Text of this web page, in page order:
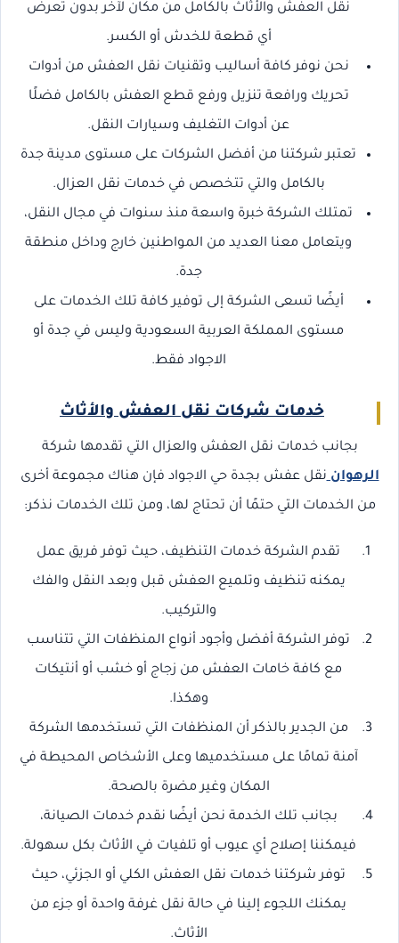
نقل العفش والأثاث بالكامل من مكان لآخر بدون تعرض
أي قطعة للخدش أو الكسر.
نحن نوفر كافة أساليب وتقنيات نقل العفش من أدوات
تحريك ورافعة تنزيل ورفع قطع العفش بالكامل فضلًا
عن أدوات التغليف وسيارات النقل.
تعتبر شركتنا من أفضل الشركات على مستوى مدينة جدة
بالكامل والتي تتخصص في خدمات نقل العزال.
تمتلك الشركة خبرة واسعة منذ سنوات في مجال النقل،
ويتعامل معنا العديد من المواطنين خارج وداخل منطقة
جدة.
أيضًا تسعى الشركة إلى توفير كافة تلك الخدمات على
مستوى المملكة العربية السعودية وليس في جدة أو
الاجواد فقط.
خدمات شركات نقل العفش والأثاث
بجانب خدمات نقل العفش والعزال التي تقدمها شركة
الرهواننقل عفش بجدة حي الاجواد فإن هناك مجموعة أخرى
من الخدمات التي حتمًا أن تحتاج لها، ومن تلك الخدمات نذكر:
تقدم الشركة خدمات التنظيف، حيث توفر فريق عمل
يمكنه تنظيف وتلميع العفش قبل وبعد النقل والفك
والتركيب.
توفر الشركة أفضل وأجود أنواع المنظفات التي تتناسب
مع كافة خامات العفش من زجاج أو خشب أو أنتيكات
وهكذا.
من الجدير بالذكر أن المنظفات التي تستخدمها الشركة
آمنة تمامًا على مستخدميها وعلى الأشخاص المحيطة في
المكان وغير مضرة بالصحة.
بجانب تلك الخدمة نحن أيضًا نقدم خدمات الصيانة،
فيمكننا إصلاح أي عيوب أو تلفيات في الأثاث بكل سهولة.
توفر شركتنا خدمات نقل العفش الكلي أو الجزئي، حيث
يمكنك اللجوء إلينا في حالة نقل غرفة واحدة أو جزء من
الأثاث.